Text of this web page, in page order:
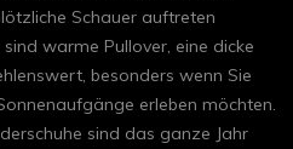
Schauer auftreten
warme Pullover, eine dicke
besonders wenn Sie
erleben möchten.
sind das ganze Jahr